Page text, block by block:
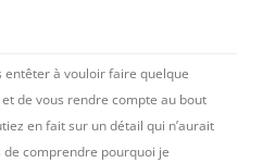
entêter à vouloir faire quelque
de vous rendre compte au bout
en fait sur un détail qui n’aurait
de comprendre pourquoi je